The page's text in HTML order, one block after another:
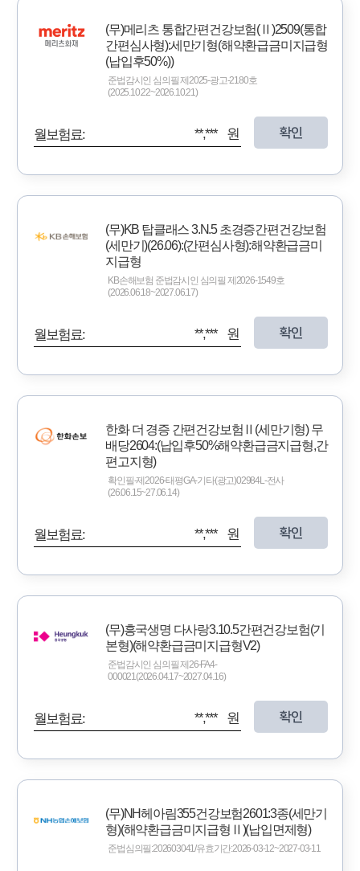
(무)메리츠 통합간편건강보험(Ⅱ)2509(통합
간편심사형):세만기형(해약환급금미지급형
(납입후50%))
준법감시인 심의필 제2025-광고-2180호
(2025.10.22~2026.10.21)
월보험료: **,*** 원 확인
(무)KB 탑클래스 3.N.5 초경증간편건강보험
(세만기)(26.06):(간편심사형):해약환급금미
지급형
KB손해보험 준법감시인 심의필 제2026-1549호
(2026.06.18~2027.06.17)
월보험료: **,*** 원 확인
한화 더 경증 간편건강보험Ⅱ(세만기형) 무
배당2604:(납입후50%해약환급금지급형,간
편고지형)
확인필-제2026-태평GA-기타(광고)02984L-전사
(26.06.15~27.06.14)
월보험료: **,*** 원 확인
(무)흥국생명 다사랑3.10.5간편건강보험(기
본형)(해약환급금미지급형V2)
준법감시인 심의필 제26-FA4-
000021(2026.04.17~2027.04.16)
월보험료: **,*** 원 확인
(무)NH헤아림355건강보험2601:3종(세만기
형)(해약환급금미지급형Ⅱ)(납입면제형)
준법심의필:202603041/유효기간:2026-03-12~2027-03-11